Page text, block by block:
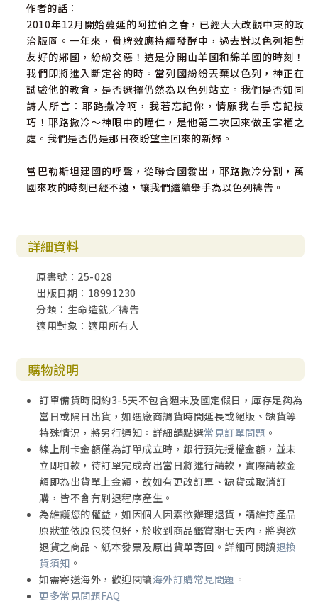
作者的話：
2010年12月開始蔓延的阿拉伯之春，已經大大改觀中東的政
治版圖。一年來，骨牌效應持續發酵中，過去對以色列相對
友好的鄰國，紛紛交惡！這是分開山羊國和綿羊國的時刻！
我們即將進入斷定谷的時。當列國紛紛丟棄以色列，神正在
試驗他的教會，是否選擇仍然為以色列站立。我們是否如同
詩人所言：耶路撒冷啊，我若忘記你，情願我右手忘記技
巧！耶路撒冷～神眼中的瞳仁，是他第二次回來做王掌權之
處。我們是否仍是那日夜盼望主回來的新婦。
當巴勒斯坦建國的呼聲，從聯合國發出，耶路撒冷分割，萬
國來攻的時刻已經不遠，讓我們繼續舉手為以色列禱告。
詳細資料
原書號：25-028
出版日期：18991230
分類：生命造就／禱告
適用對象：適用所有人
購物說明
訂單備貨時間約3-5天不包含週末及國定假日，庫存足夠為
當日或隔日出貨，如遇廠商調貨時間延長或絕版、缺貨等
特殊情況，將另行通知。詳細請點選常見訂單問題 。
線上刷卡金額僅為訂單成立時，銀行預先授權金額，並未
立即扣款，待訂單完成寄出當日將進行請款，實際請款金
額即為出貨單上金額，故如有更改訂單、缺貨或取消訂
購，皆不會有刷退程序產生。
為維護您的權益，如因個人因素欲辦理退貨，請維持產品
原狀並依原包裝包好，於收到商品鑑賞期七天內，將與欲
退貨之商品、紙本發票及原出貨單寄回。詳細可閱讀退換
貨須知 。
如需寄送海外，歡迎閱讀海外訂購常見問題 。
更多常見問題FAQ